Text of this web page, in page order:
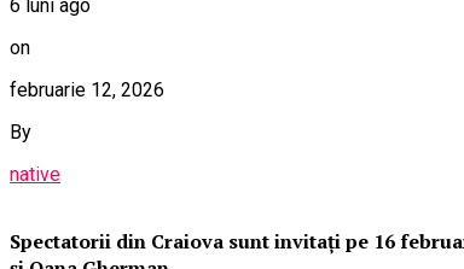
6 luni ago
on
februarie 12, 2026
By
native
Spectatorii din Craiova sunt invitați pe 16